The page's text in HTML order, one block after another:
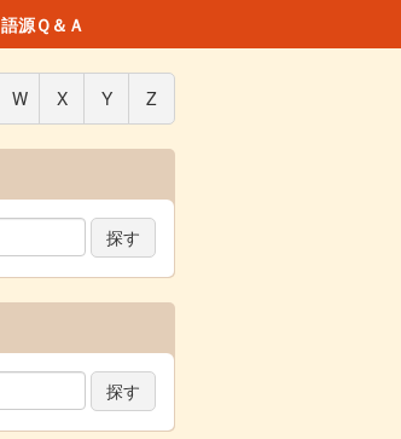
語源Ｑ＆Ａ
W X Y Z